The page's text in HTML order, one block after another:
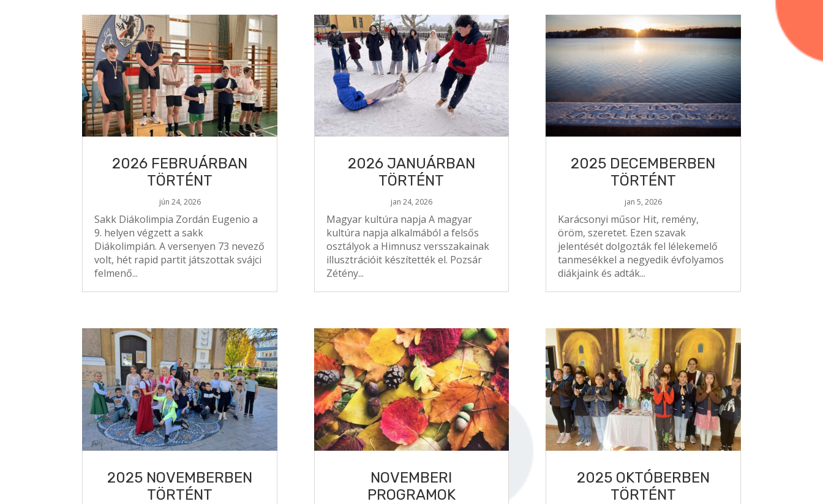
2026 FEBRUÁRBAN
TÖRTÉNT
jún 24, 2026
Sakk Diákolimpia Zordán Eugenio a
9. helyen végzett a sakk
Diákolimpián. A versenyen 73 nevező
volt, hét rapid partit játszottak svájci
felmenő...
2025 NOVEMBERBEN
TÖRTÉNT
2026 JANUÁRBAN
TÖRTÉNT
jan 24, 2026
Magyar kultúra napja A magyar
kultúra napja alkalmából a felsős
osztályok a Himnusz versszakainak
illusztrációit készítették el. Pozsár
Zétény...
NOVEMBERI
PROGRAMOK
2025 DECEMBERBEN
TÖRTÉNT
jan 5, 2026
Karácsonyi műsor Hit, remény,
öröm, szeretet. Ezen szavak
jelentését dolgozták fel lélekemelő
tanmesékkel a negyedik évfolyamos
diákjaink és adták...
2025 OKTÓBERBEN
TÖRTÉNT